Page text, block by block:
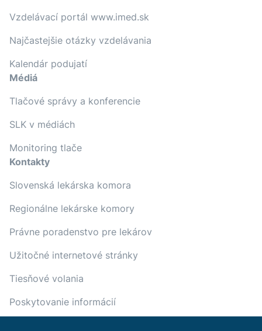
Vzdelávací portál www.imed.sk
Najčastejšie otázky vzdelávania
Kalendár podujatí
Médiá
Tlačové správy a konferencie
SLK v médiách
Monitoring tlače
Kontakty
Slovenská lekárska komora
Regionálne lekárske komory
Právne poradenstvo pre lekárov
Užitočné internetové stránky
Tiesňové volania
Poskytovanie informácií